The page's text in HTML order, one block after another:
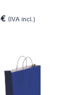
(IVA incl.)